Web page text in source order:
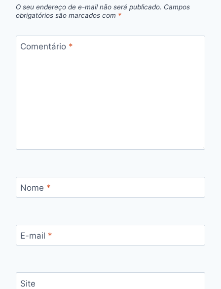
O seu endereço de e-mail não será publicado. Campos
obrigatórios são marcados com *
Comentário *
Nome *
E-mail *
Site